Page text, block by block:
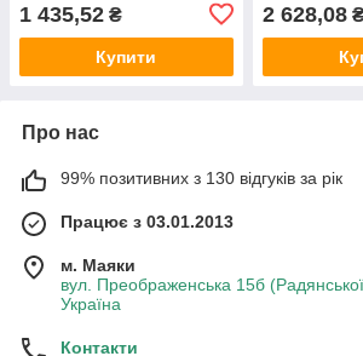
1 435,52 ₴
Купити
2 628,08
Про нас
99% позитивних з 130 відгуків за рік
Працює з 03.01.2013
м. Маяки
вул. Преображенська 15б
Україна
Контакти